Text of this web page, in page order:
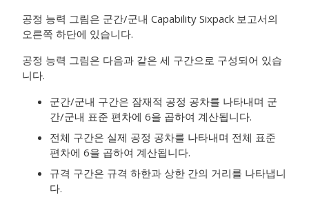
공정 능력 그림은 군간/군내 Capability Sixpack 보고서의
오른쪽 하단에 있습니다.
공정 능력 그림은 다음과 같은 세 구간으로 구성되어 있습
니다.
군간/군내 구간은 잠재적 공정 공차를 나타내며 군
간/군내 표준 편차에 6을 곱하여 계산됩니다.
전체 구간은 실제 공정 공차를 나타내며 전체 표준
편차에 6을 곱하여 계산됩니다.
규격 구간은 규격 하한과 상한 간의 거리를 나타냅니
다.